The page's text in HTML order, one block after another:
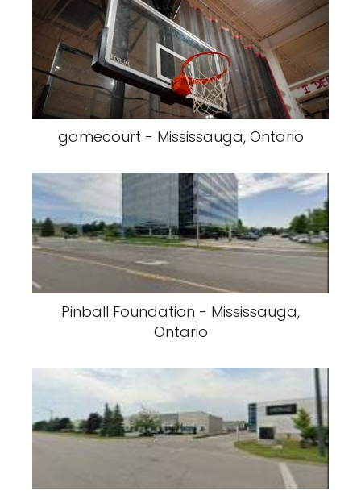
gamecourt - Mississauga, Ontario
Pinball Foundation - Mississauga,
Ontario